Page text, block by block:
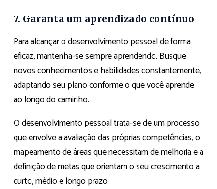
7. Garanta um aprendizado contínuo
Para alcançar o desenvolvimento pessoal de forma
eficaz, mantenha-se sempre aprendendo. Busque
novos conhecimentos e habilidades constantemente,
adaptando seu plano conforme o que você aprende
ao longo do caminho.
O desenvolvimento pessoal trata-se de um processo
que envolve a avaliação das próprias competências, o
mapeamento de áreas que necessitam de melhoria e a
definição de metas que orientam o seu crescimento a
curto, médio e longo prazo.